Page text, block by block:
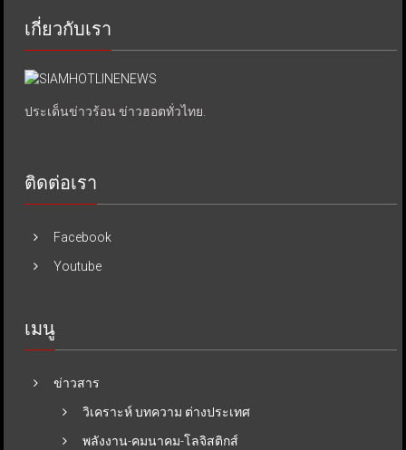
เกี่ยวกับเรา
ประเด็นข่าวร้อน ข่าวฮอตทั่วไทย.
ติดต่อเรา
Facebook
Youtube
เมนู
ข่าวสาร
วิเคราะห์ บทความ ต่างประเทศ
พลังงาน-คมนาคม-โลจิสติกส์